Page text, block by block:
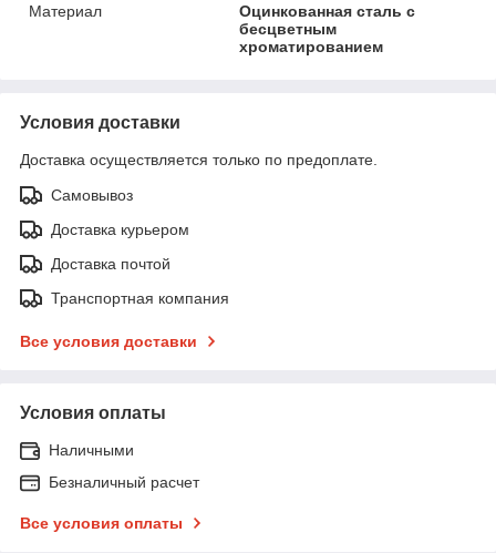
Материал
Оцинкованная сталь с
бесцветным
хроматированием
Условия доставки
Доставка осуществляется только по предоплате.
Самовывоз
Доставка курьером
Доставка почтой
Транспортная компания
Все условия доставки
Условия оплаты
Наличными
Безналичный расчет
Все условия оплаты